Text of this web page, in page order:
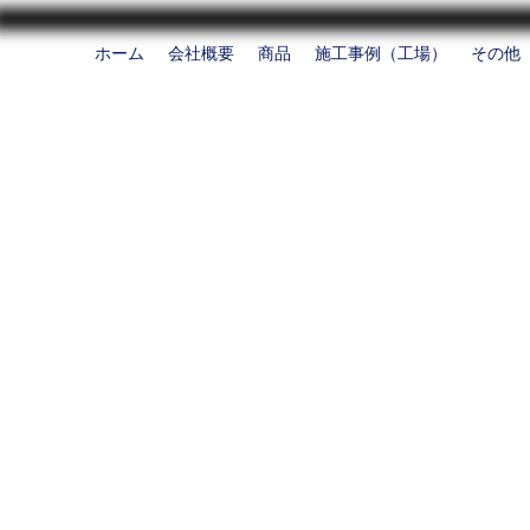
ホーム 会社概要 商品 施工事例（工場） その他